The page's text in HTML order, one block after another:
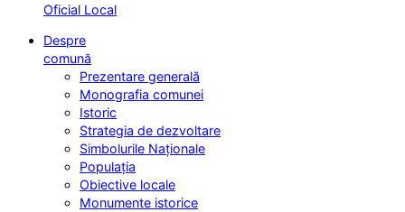
Oficial Local
Despre
comună
Prezentare generală
Monografia comunei
Istoric
Strategia de dezvoltare
Simbolurile Naționale
Populația
Obiective locale
Monumente istorice